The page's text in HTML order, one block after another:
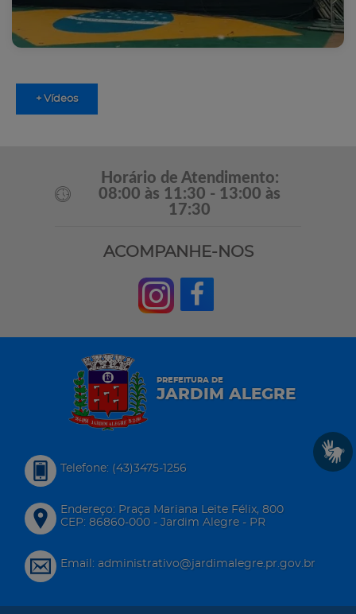
+ Vídeos
Horário de Atendimento:
08:00 às 11:30 - 13:00 às
17:30
ACOMPANHE-NOS
PREFEITURA DE
JARDIM ALEGRE
Telefone: (43)3475-1256
Endereço: Praça Mariana Leite Félix, 800
CEP: 86860-000 - Jardim Alegre - PR
Email: administrativo@jardimalegre.pr.gov.br